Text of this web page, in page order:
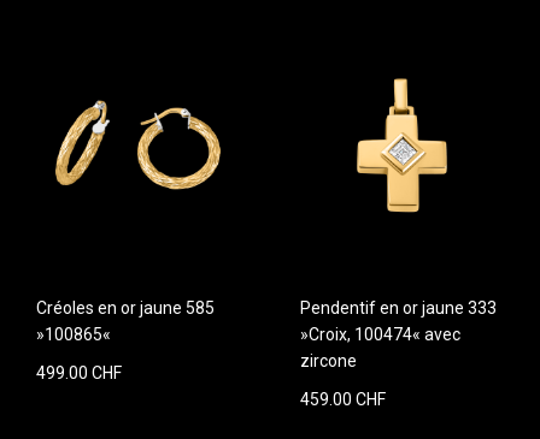
Créoles en or jaune 585
»100865«
499.00 CHF
Pendentif en or jaune 333
»Croix, 100474« avec
zircone
459.00 CHF